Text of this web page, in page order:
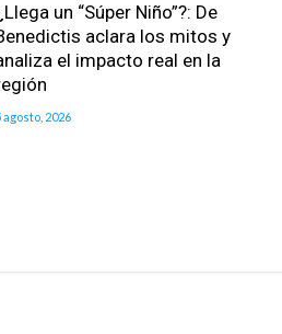
un “Súper Niño”?: De
aclara los mitos y
el impacto real en la
agosto, 2026